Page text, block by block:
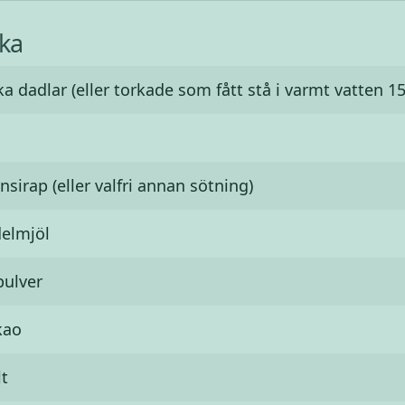
dadlar (eller torkade som fått stå i varmt vatten
(eller valfri annan sötning)